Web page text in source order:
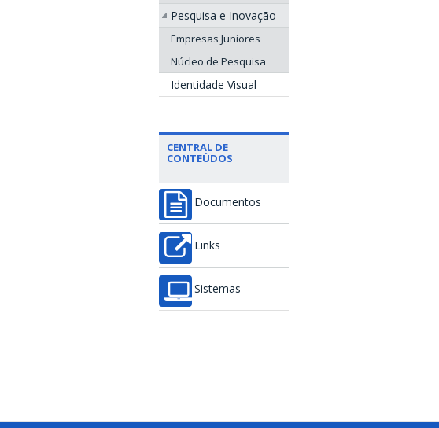
Pesquisa e Inovação
Empresas Juniores
Núcleo de Pesquisa
Identidade Visual
CENTRAL DE
CONTEÚDOS
Documentos
Links
Sistemas